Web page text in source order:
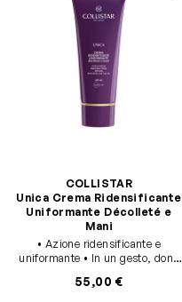
COLLISTAR
Unica Crema Ridensificante
Uniformante Décolleté e
Mani
• Azione ridensificante e
uniformante • In un gesto, dona
quotidiana • Con SPF 30 e
55,00 €